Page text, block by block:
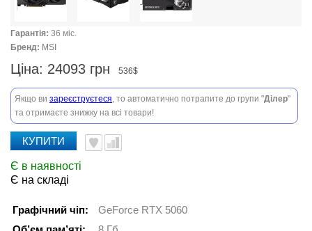
Гарантія: 36 міс.
Бренд: MSI
Ціна: 24093 грн 536$
Якщо ви зареєструєтеся, то автоматично потрапите до групи "Ділер"
та отримаєте знижку на всі товари!
КУПИТИ
Є в наявності
Є на складі
Графічний чіп:
GeForce RTX 5060